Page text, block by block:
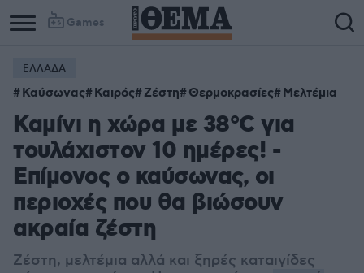
Games
ΕΛΛΑΔΑ
Καύσωνας Καιρός Ζέστη Θερμοκρασίες Μελτέμια
Καμίνι η χώρα με 38°C για
τουλάχιστον 10 ημέρες! -
Επίμονος ο καύσωνας, οι
περιοχές που θα βιώσουν
ακραία ζέστη
Ζέστη, μελτέμια αλλά και ξηρές καταιγίδες